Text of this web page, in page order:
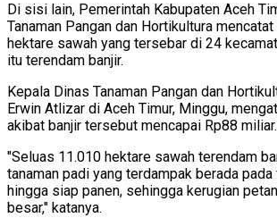
Di sisi lain, Pemerintah Kabupaten Aceh
Tanaman Pangan dan Hortikultura
hektare sawah yang tersebar di 24
itu terendam banjir.
Kepala Dinas Tanaman Pangan dan
Erwin Atlizar di Aceh Timur, Minggu,
akibat banjir tersebut mencapai Rp88 miliar.
"Seluas 11.010 hektare sawah terendam
tanaman padi yang terdampak berada
hingga siap panen, sehingga kerugian
besar," katanya.